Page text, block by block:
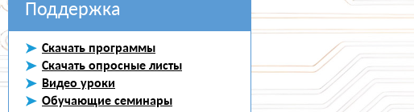
Поддержка
Скачать программы
Скачать опросные листы
Видео уроки
Обучающие семинары